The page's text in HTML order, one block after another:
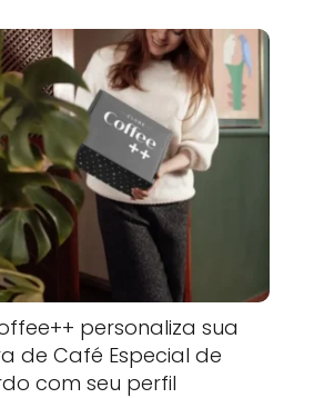
personaliza sua
de Café Especial de
com seu perfil